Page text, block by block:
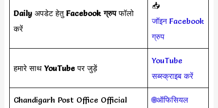
Daily अपडेट हेतुFacebook ग्रुपफॉलो
करें
📥
जॉइन Facebook
ग्रुप
हमारे साथYouTubeपर जुड़ें
YouTube
सब्स्क्राइब करें
Chandigarh Post Office Official
🌐ऑफिसियल